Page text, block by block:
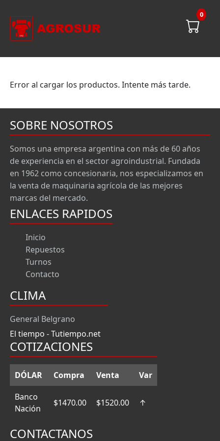
0
Error al cargar los productos. Intente más tarde.
SOBRE NOSOTROS
Somos una empresa argentina con más de 60 años
de experiencia en el sector agroindustrial. Fundada
en 1962 como concesionaria, nos especializamos en
la venta de maquinaria agrícola de las mejores
marcas del mercado.
ENLACES RAPIDOS
Inicio
Repuestos
Turnos
Contacto
CLIMA
General Belgrano
El tiempo - Tutiempo.net
COTIZACIONES
DÓLAR Compra Venta
Var
Banco
Nación
$1470.00 $1520.00 ↑
CONTACTANOS